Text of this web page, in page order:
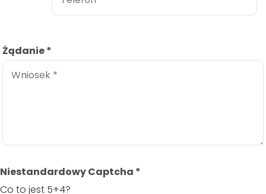
Żądanie*
Niestandardowy Captcha *
Co to jest 5+4?